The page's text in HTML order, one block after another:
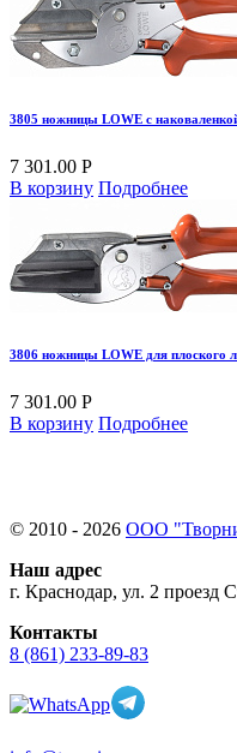
3805 ножницы LOWE с
7 301.00 Р
В корзину Подробнее
3806 ножницы LOWE для плоского
7 301.00 Р
В корзину Подробнее
© 2010 - 2026 ООО
Наш адрес
г. Краснодар, ул. 2 проезд
Контакты
8 (861) 233-89-83